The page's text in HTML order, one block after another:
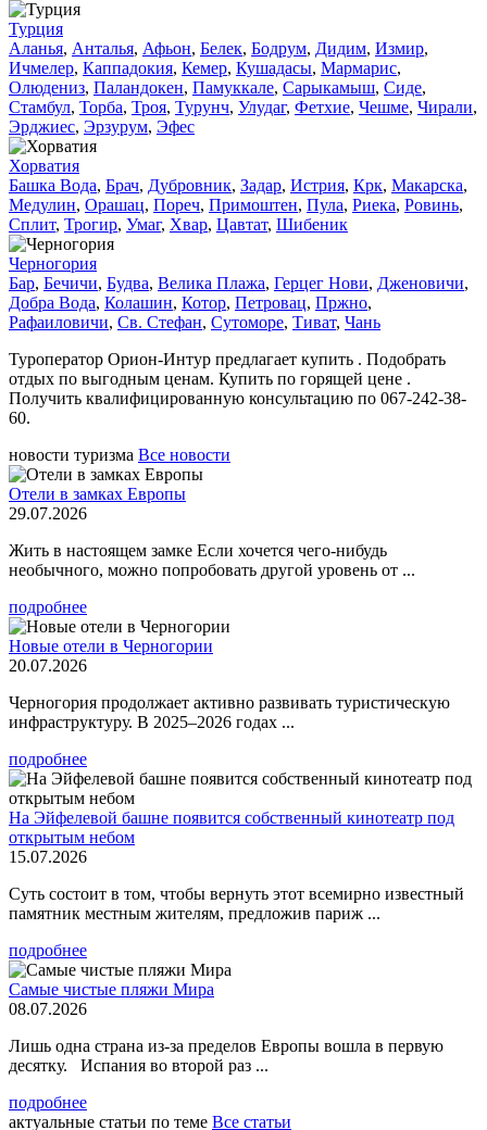
Турция
Аланья, Анталья, Афьон, Белек, Бодрум, Дидим, Измир,
Ичмелер, Каппадокия, Кемер, Кушадасы, Мармарис,
Олюдениз, Паландокен, Памуккале, Сарыкамыш, Сиде,
Стамбул, Торба, Троя, Турунч, Улудаг, Фетхие, Чешме, Чирали,
Эрджиес, Эрзурум, Эфес
Хорватия
Башка Вода, Брач, Дубровник, Задар, Истрия, Крк, Макарска,
Медулин, Орашац, Пореч, Примоштен, Пула, Риека, Ровинь,
Сплит, Трогир, Умаг, Хвар, Цавтат, Шибеник
Черногория
Бар, Бечичи, Будва, Велика Плажа, Герцег Нови, Дженовичи,
Добра Вода, Колашин, Котор, Петровац, Пржно,
Рафаиловичи, Св. Стефан, Сутоморе, Тиват, Чань
Туроператор Орион-Интур предлагает купить . Подобрать
отдых по выгодным ценам. Купить по горящей цене .
Получить квалифицированную консультацию по 067-242-38-
60.
новости туризма Все новости
Отели в замках Европы
29.07.2026
Жить в настоящем замке Если хочется чего-нибудь
необычного, можно попробовать другой уровень от ...
подробнее
Новые отели в Черногории
20.07.2026
Черногория продолжает активно развивать туристическую
инфраструктуру. В 2025–2026 годах ...
подробнее
На Эйфелевой башне появится собственный кинотеатр под
открытым небом
15.07.2026
Суть состоит в том, чтобы вернуть этот всемирно известный
памятник местным жителям, предложив париж ...
подробнее
Самые чистые пляжи Мира
08.07.2026
Лишь одна страна из-за пределов Европы вошла в первую
десятку. Испания во второй раз ...
подробнее
актуальные статьи по теме Все статьи